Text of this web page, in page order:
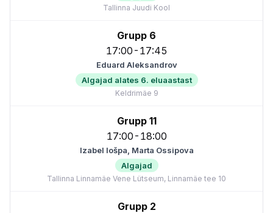
Tallinna Juudi Kool
17:00-17:45
Grupp 6
Algajad alates 6. eluaastast
Eduard Aleksandrov
Keldrimäe 9
17:00-18:00
Grupp 11
Algajad
Izabel Iošpa, Marta Ossipova
Tallinna Linnamäe Vene Lütseum, Linnamäe tee 10
Grupp 2